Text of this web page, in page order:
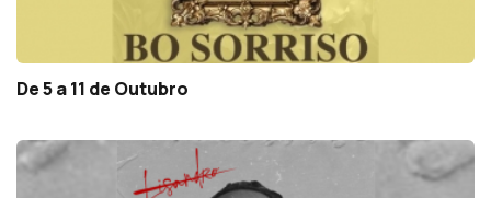
De 5 a 11 de Outubro